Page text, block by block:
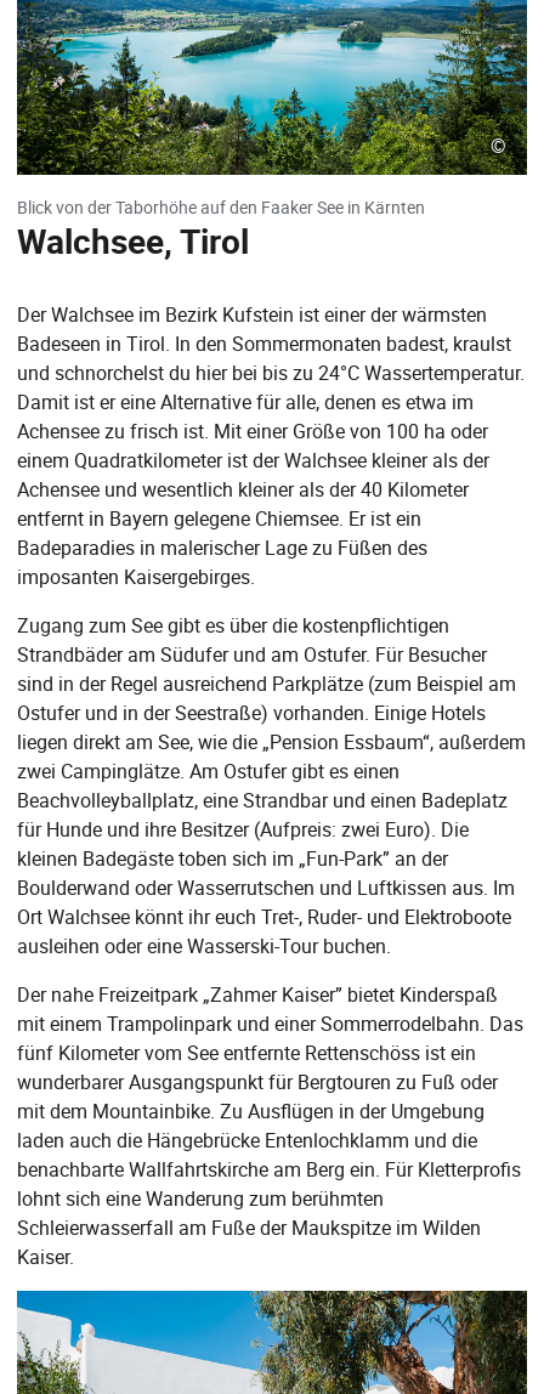
©
Blick von der Taborhöhe auf den Faaker See in Kärnten
Walchsee, Tirol
Der Walchsee im Bezirk Kufstein ist einer der wärmsten
Badeseen in Tirol. In den Sommermonaten badest, kraulst
und schnorchelst du hier bei bis zu 24°C Wassertemperatur.
Damit ist er eine Alternative für alle, denen es etwa im
Achensee zu frisch ist. Mit einer Größe von 100 ha oder
einem Quadratkilometer ist der Walchsee kleiner als der
Achensee und wesentlich kleiner als der 40 Kilometer
entfernt in Bayern gelegene Chiemsee. Er ist ein
Badeparadies in malerischer Lage zu Füßen des
imposanten Kaisergebirges.
Zugang zum See gibt es über die kostenpflichtigen
Strandbäder am Südufer und am Ostufer. Für Besucher
sind in der Regel ausreichend Parkplätze (zum Beispiel am
Ostufer und in der Seestraße) vorhanden. Einige Hotels
liegen direkt am See, wie die „Pension Essbaum“, außerdem
zwei Campinglätze. Am Ostufer gibt es einen
Beachvolleyballplatz, eine Strandbar und einen Badeplatz
für Hunde und ihre Besitzer (Aufpreis: zwei Euro). Die
kleinen Badegäste toben sich im „Fun-Park” an der
Boulderwand oder Wasserrutschen und Luftkissen aus. Im
Ort Walchsee könnt ihr euch Tret-, Ruder- und Elektroboote
ausleihen oder eine Wasserski-Tour buchen.
Der nahe Freizeitpark „Zahmer Kaiser” bietet Kinderspaß
mit einem Trampolinpark und einer Sommerrodelbahn. Das
fünf Kilometer vom See entfernte Rettenschöss ist ein
wunderbarer Ausgangspunkt für Bergtouren zu Fuß oder
mit dem Mountainbike. Zu Ausflügen in der Umgebung
laden auch die Hängebrücke Entenlochklamm und die
benachbarte Wallfahrtskirche am Berg ein. Für Kletterprofis
lohnt sich eine Wanderung zum berühmten
Schleierwasserfall am Fuße der Maukspitze im Wilden
Kaiser.